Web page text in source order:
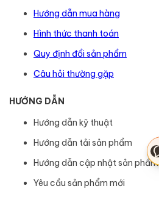
Hướng dẫn mua hàng
Hình thức thanh toán
Quy định đổi sản phẩm
Câu hỏi thường gặp
HƯỚNG DẪN
Hướng dẫn kỹ thuật
Hướng dẫn tải sản phẩm
Hướng dẫn cập nhật sản phẩm
Yêu cầu sản phẩm mới